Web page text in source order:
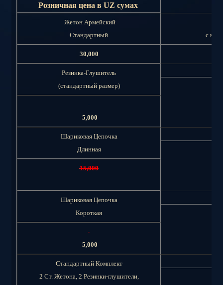
Розничная цена в UZ сумах
Жетон Армейский
Стандартный
с
30,000
Резинка-Глушитель
(стандартный размер)
5,000
Шариковая Цепочка
Длинная
15,000
Шариковая Цепочка
Короткая
5,000
Стандартный Комплект
2 Ст. Жетона, 2 Резинки-глушители,